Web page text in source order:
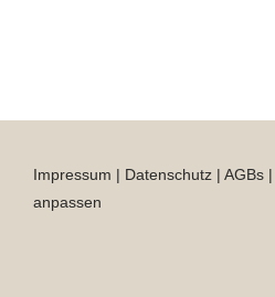
Impressum | Datenschutz | AGBs |
anpassen